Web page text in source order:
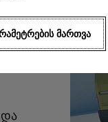
ᲛᲐᲠᲗᲕᲐ